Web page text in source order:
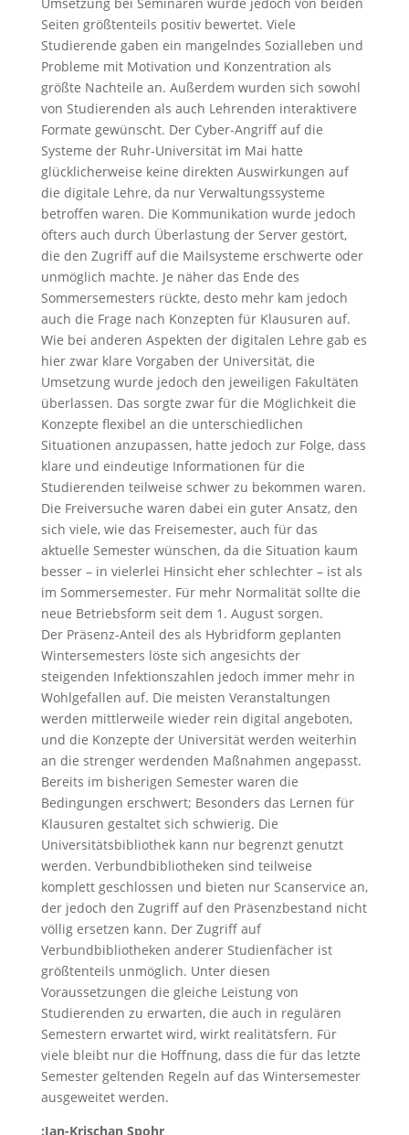
Umsetzung bei Seminaren wurde jedoch von beiden
Seiten größtenteils positiv bewertet. Viele
Studierende gaben ein mangelndes Sozialleben und
Probleme mit Motivation und Konzentration als
größte Nachteile an. Außerdem wurden sich sowohl
von Studierenden als auch Lehrenden interaktivere
Formate gewünscht. Der Cyber-Angriff auf die
Systeme der Ruhr-Universität im Mai hatte
glücklicherweise keine direkten Auswirkungen auf
die digitale Lehre, da nur Verwaltungssysteme
betroffen waren. Die Kommunikation wurde jedoch
öfters auch durch Überlastung der Server gestört,
die den Zugriff auf die Mailsysteme erschwerte oder
unmöglich machte. Je näher das Ende des
Sommersemesters rückte, desto mehr kam jedoch
auch die Frage nach Konzepten für Klausuren auf.
Wie bei anderen Aspekten der digitalen Lehre gab es
hier zwar klare Vorgaben der Universität, die
Umsetzung wurde jedoch den jeweiligen Fakultäten
überlassen. Das sorgte zwar für die Möglichkeit die
Konzepte flexibel an die unterschiedlichen
Situationen anzupassen, hatte jedoch zur Folge, dass
klare und eindeutige Informationen für die
Studierenden teilweise schwer zu bekommen waren.
Die Freiversuche waren dabei ein guter Ansatz, den
sich viele, wie das Freisemester, auch für das
aktuelle Semester wünschen, da die Situation kaum
besser – in vielerlei Hinsicht eher schlechter – ist als
im Sommersemester. Für mehr Normalität sollte die
neue Betriebsform seit dem 1. August sorgen.
Der Präsenz-Anteil des als Hybridform geplanten
Wintersemesters löste sich angesichts der
steigenden Infektionszahlen jedoch immer mehr in
Wohlgefallen auf. Die meisten Veranstaltungen
werden mittlerweile wieder rein digital angeboten,
und die Konzepte der Universität werden weiterhin
an die strenger werdenden Maßnahmen angepasst.
Bereits im bisherigen Semester waren die
Bedingungen erschwert; Besonders das Lernen für
Klausuren gestaltet sich schwierig. Die
Universitätsbibliothek kann nur begrenzt genutzt
werden. Verbundbibliotheken sind teilweise
komplett geschlossen und bieten nur Scanservice an,
der jedoch den Zugriff auf den Präsenzbestand nicht
völlig ersetzen kann. Der Zugriff auf
Verbundbibliotheken anderer Studienfächer ist
größtenteils unmöglich. Unter diesen
Voraussetzungen die gleiche Leistung von
Studierenden zu erwarten, die auch in regulären
Semestern erwartet wird, wirkt realitätsfern. Für
viele bleibt nur die Hoffnung, dass die für das letzte
Semester geltenden Regeln auf das Wintersemester
ausgeweitet werden.
:Jan-Krischan Spohr